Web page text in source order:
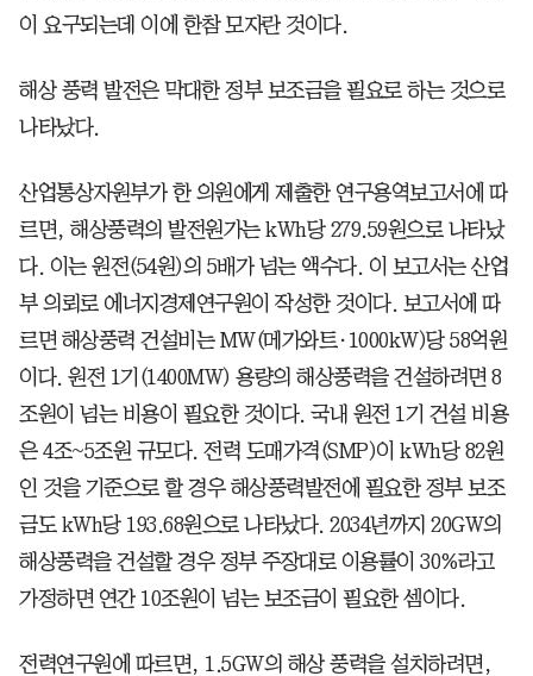
이 요구되는데 이에 한참 모자란 것이다.
해상 풍력 발전은 막대한 정부 보조금을 필요로 하는 것으로
나타났다.
산업통상자원부가 한 의원에게 제출한 연구용역보고서에 따
르면, 해상풍력의 발전원가는 kWh당 279.59원으로 나타났
다. 이는 원전(54원)의 5배가 넘는 액수다. 이 보고서는 산업
부 의뢰로 에너지경제연구원이 작성한 것이다. 보고서에 따
르면 해상풍력 건설비는 MW(메가와트·1000kW)당 58억원
이다. 원전 1기(1400MW) 용량의 해상풍력을 건설하려면 8
조원이 넘는 비용이 필요한 것이다. 국내 원전 1기 건설 비용
은 4조~5조원 규모다. 전력 도매가격(SMP)이 kWh당 82원
인 것을 기준으로 할 경우 해상풍력발전에 필요한 정부 보조
금도 kWh당 193.68원으로 나타났다. 2034년까지 20GW의
해상풍력을 건설할 경우 정부 주장대로 이용률이 30%라고
가정하면 연간 10조원이 넘는 보조금이 필요한 셈이다.
전력연구원에 따르면, 1.5GW의 해상 풍력을 설치하려면,